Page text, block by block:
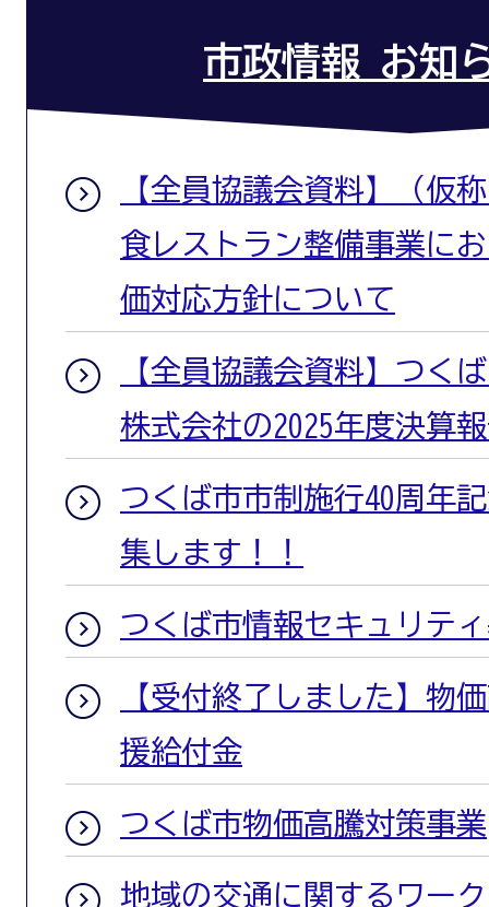
市政情報 お知
【全員協議会資料】（仮
食レストラン整備事業に
価対応方針について
【全員協議会資料】つく
株式会社の2025年度決算
つくば市市制施行40周年
集します！！
つくば市情報セキュリテ
【受付終了しました】物
援給付金
つくば市物価高騰対策事業
地域の交通に関するワー